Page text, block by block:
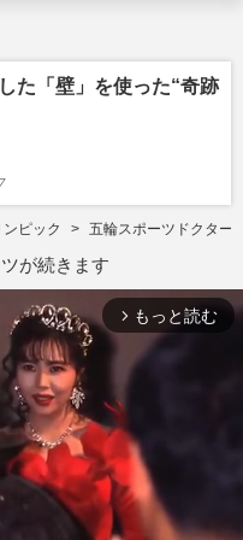
た「壁」を使った“奇跡
ンピック 五輪スポーツドクター
が続きます
arrow_forward_ios もっと読む